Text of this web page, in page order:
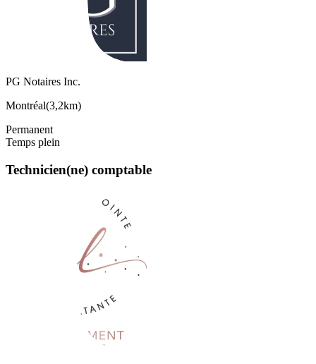
PG Notaires Inc.
Montréal(3,2km)
Permanent
Temps plein
Technicien(ne) comptable